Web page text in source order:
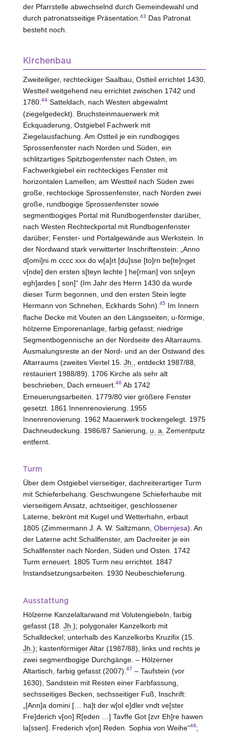
der Pfarrstelle abwechselnd durch Gemeindewahl und
durch patronatsseitige Präsentation.43 Das Patronat
besteht noch.
Kirchenbau
Zweiteiliger, rechteckiger Saalbau, Ostteil errichtet 1430,
Westteil weitgehend neu errichtet zwischen 1742 und
1780. 44Satteldach, nach Westen abgewalmt
(ziegelgedeckt). Bruchsteinmauerwerk mit
Eckquaderung, Ostgiebel Fachwerk mit
Ziegelausfachung. Am Ostteil je ein rundbogiges
Sprossenfenster nach Norden und Süden, ein
schlitzartiges Spitzbogenfenster nach Osten, im
Fachwerkgiebel ein rechteckiges Fenster mit
horizontalen Lamellen; am Westteil nach Süden zwei
große, rechteckige Sprossenfenster, nach Norden zwei
große, rundbogige Sprossenfenster sowie
segmentbogiges Portal mit Rundbogenfenster darüber,
nach Westen Rechteckportal mit Rundbogenfenster
darüber; Fenster- und Portalgewände aus Werkstein. In
der Nordwand stark verwitterter Inschriftenstein: „Anno
d[omi]ni m cccc xxx do w[a]rt [du]sse [to]rn be[te]nget
v[nde] den ersten s[teyn lechte ] he[rman] von sn[eyn
egh]ardes [ son]“ (Im Jahr des Herrn 1430 da wurde
dieser Turm begonnen, und den ersten Stein legte
Hermann von Schnehen, Eckhards Sohn). 45Im Innern
flache Decke mit Vouten an den Längsseiten; u-förmige,
hölzerne Emporenanlage, farbig gefasst; niedrige
Segmentbogennische an der Nordseite des Altarraums.
Ausmalungsreste an der Nord- und an der Ostwand des
Altarraums (zweites Viertel 15. Jh.
, entdeckt 1987/88,
restauriert 1988/89). 1706 Kirche als sehr alt
beschrieben, Dach erneuert. 46 Ab 1742
Erneuerungsarbeiten. 1779/80 vier größere Fenster
gesetzt. 1861 Innenrenovierung. 1955
Innenrenovierung. 1962 Mauerwerk trockengelegt. 1975
Dachneudeckung. 1986/87 Sanierung, u. a. Zementputz
entfernt.
Turm
Über dem Ostgiebel vierseitiger, dachreiterartiger Turm
mit Schieferbehang. Geschwungene Schieferhaube mit
vierseitigem Ansatz, achtseitiger, geschlossener
Laterne, bekrönt mit Kugel und Wetterhahn, erbaut
1805 (Zimmermann J. A. W. Saltzmann, Obernjesa). An
der Laterne acht Schallfenster, am Dachreiter je ein
Schallfenster nach Norden, Süden und Osten. 1742
Turm erneuert. 1805 Turm neu errichtet. 1847
Instandsetzungsarbeiten. 1930 Neubeschieferung.
Ausstattung
Hölzerne Kanzelaltarwand mit Volutengiebeln, farbig
gefasst (18. Jh. ); polygonaler Kanzelkorb mit
Schalldeckel; unterhalb des Kanzelkorbs Kruzifix (15.
Jh. ); kastenförmiger Altar (1987/88), links und rechts je
zwei segmentbogige Durchgänge. – Hölzerner
Altartisch, farbig gefasst (2007). 47 – Taufstein (vor
1630), Sandstein mit Resten einer Farbfassung,
sechsseitiges Becken, sechsseitiger Fuß, Inschrift:
„[Ann]a domini [… ha]t der w[ol e]dler vndt ve[ster
Fre]derich v[on] R[eden …] Tavffe Got [zvr Eh]re hawen
la[ssen]. Frederich v[on] Reden. Sophia von Weihe“48;